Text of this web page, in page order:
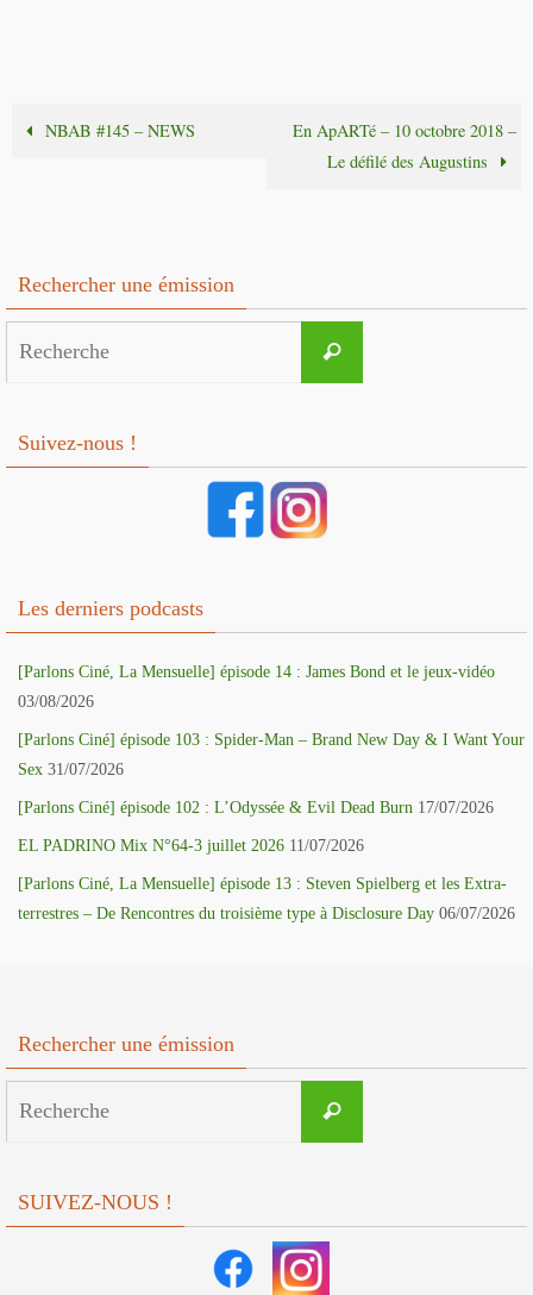
NBAB #145 – NEWS
En ApARTé – 10 octobre 2018 –
Le défilé des Augustins
Rechercher une émission
Recherche
Suivez-nous !
Les derniers podcasts
[Parlons Ciné, La Mensuelle] épisode 14 : James Bond et le jeux-vidéo
03/08/2026
[Parlons Ciné] épisode 103 : Spider-Man – Brand New Day & I Want Your
Sex 31/07/2026
[Parlons Ciné] épisode 102 : L’Odyssée & Evil Dead Burn 17/07/2026
EL PADRINO Mix N°64-3 juillet 2026 11/07/2026
[Parlons Ciné, La Mensuelle] épisode 13 : Steven Spielberg et les Extra-
terrestres – De Rencontres du troisième type à Disclosure Day 06/07/2026
Rechercher une émission
Recherche
SUIVEZ-NOUS !